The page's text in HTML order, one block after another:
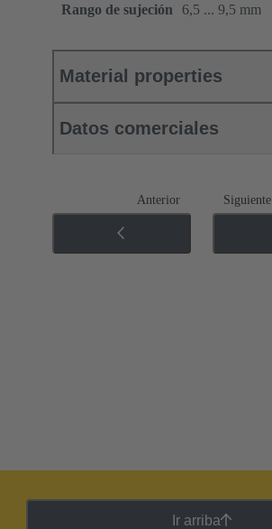
Rango de sujeción
6,5 ... 9,5 mm
Material properties
Datos comerciales
Anterior Siguiente
Ir arriba